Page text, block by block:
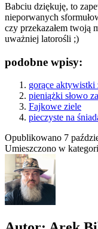
Babciu dziękuję, to
nieporwanych
czy przekazałem twoją
uważniej latorośli ;)
podobne wpisy:
gorące aktywistki
pieniążki słowo
Fajkowe ziele
pieczyste na
Opublikowano 7
Umieszczono w